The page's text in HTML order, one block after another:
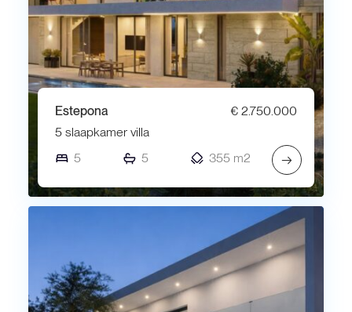
Estepona
€ 2.750.000
5 slaapkamer villa
5
5 355 m2 →